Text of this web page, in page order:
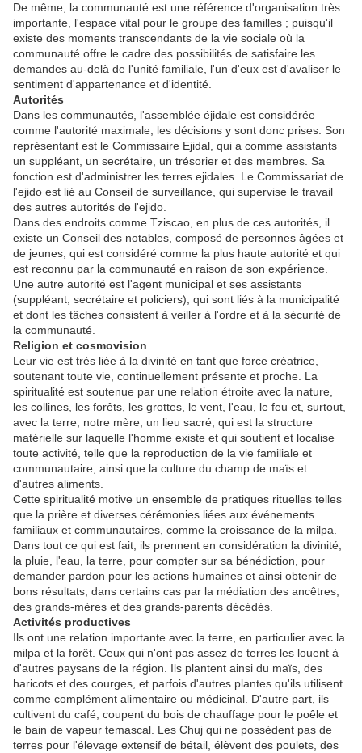
De même, la communauté est une référence d'organisation très
importante, l'espace vital pour le groupe des familles ; puisqu'il
existe des moments transcendants de la vie sociale où la
communauté offre le cadre des possibilités de satisfaire les
demandes au-delà de l'unité familiale, l'un d'eux est d'avaliser le
sentiment d'appartenance et d'identité.
Autorités
Dans les communautés, l'assemblée éjidale est considérée
comme l'autorité maximale, les décisions y sont donc prises. Son
représentant est le Commissaire Ejidal, qui a comme assistants
un suppléant, un secrétaire, un trésorier et des membres. Sa
fonction est d'administrer les terres ejidales. Le Commissariat de
l'ejido est lié au Conseil de surveillance, qui supervise le travail
des autres autorités de l'ejido.
Dans des endroits comme Tziscao, en plus de ces autorités, il
existe un Conseil des notables, composé de personnes âgées et
de jeunes, qui est considéré comme la plus haute autorité et qui
est reconnu par la communauté en raison de son expérience.
Une autre autorité est l'agent municipal et ses assistants
(suppléant, secrétaire et policiers), qui sont liés à la municipalité
et dont les tâches consistent à veiller à l'ordre et à la sécurité de
la communauté.
Religion et cosmovision
Leur vie est très liée à la divinité en tant que force créatrice,
soutenant toute vie, continuellement présente et proche. La
spiritualité est soutenue par une relation étroite avec la nature,
les collines, les forêts, les grottes, le vent, l'eau, le feu et, surtout,
avec la terre, notre mère, un lieu sacré, qui est la structure
matérielle sur laquelle l'homme existe et qui soutient et localise
toute activité, telle que la reproduction de la vie familiale et
communautaire, ainsi que la culture du champ de maïs et
d'autres aliments.
Cette spiritualité motive un ensemble de pratiques rituelles telles
que la prière et diverses cérémonies liées aux événements
familiaux et communautaires, comme la croissance de la milpa.
Dans tout ce qui est fait, ils prennent en considération la divinité,
la pluie, l'eau, la terre, pour compter sur sa bénédiction, pour
demander pardon pour les actions humaines et ainsi obtenir de
bons résultats, dans certains cas par la médiation des ancêtres,
des grands-mères et des grands-parents décédés.
Activités productives
Ils ont une relation importante avec la terre, en particulier avec la
milpa et la forêt. Ceux qui n'ont pas assez de terres les louent à
d'autres paysans de la région. Ils plantent ainsi du maïs, des
haricots et des courges, et parfois d'autres plantes qu'ils utilisent
comme complément alimentaire ou médicinal. D'autre part, ils
cultivent du café, coupent du bois de chauffage pour le poêle et
le bain de vapeur temascal. Les Chuj qui ne possèdent pas de
terres pour l'élevage extensif de bétail, élèvent des poulets, des